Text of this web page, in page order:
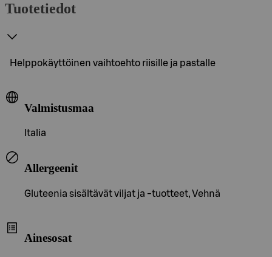
Tuotetiedot
Helppokäyttöinen vaihtoehto riisille ja pastalle
Valmistusmaa
Italia
Allergeenit
Gluteenia sisältävät viljat ja -tuotteet, Vehnä
Ainesosat